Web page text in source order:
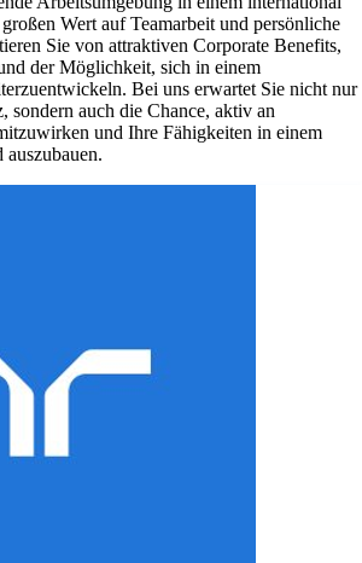
Wert auf Teamarbeit und persönliche
Sie von attraktiven Corporate Benefits,
der Möglichkeit, sich in einem
Bei uns erwartet Sie nicht nur
sondern auch die Chance, aktiv an
und Ihre Fähigkeiten in einem